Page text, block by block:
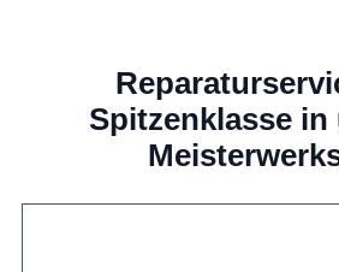
Spitzenklasse in